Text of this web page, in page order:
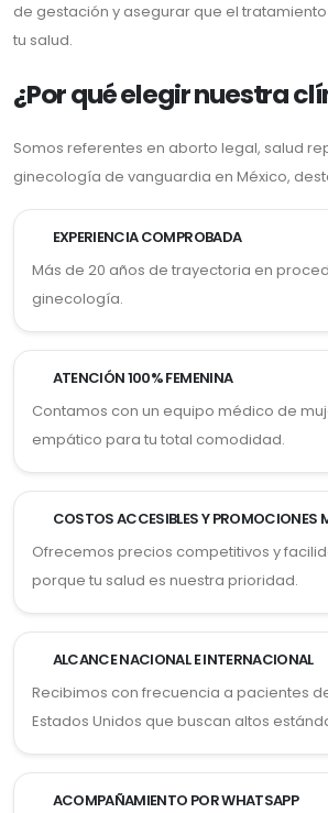
de gestación y asegurar que el
tu salud.
¿Por qué elegir nuestra
Somos referentes en aborto legal, salud
ginecología de vanguardia en México,
EXPERIENCIA COMPROBADA
Más de 20 años de trayectoria en
ginecología.
ATENCIÓN 100% FEMENINA
Contamos con un equipo médico de
empático para tu total comodidad.
COSTOS ACCESIBLES Y PROMOCIONES
Ofrecemos precios competitivos y
porque tu salud es nuestra prioridad.
ALCANCE NACIONAL E INTERNACIONAL
Recibimos con frecuencia a pacientes
Estados Unidos que buscan altos
ACOMPAÑAMIENTO POR WHATSAPP